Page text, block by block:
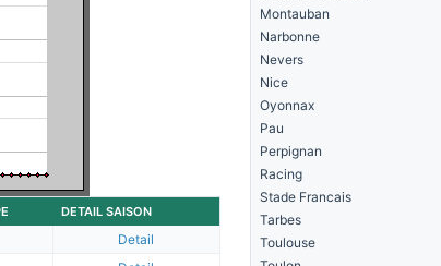
DETAIL SAISON
Detail
Montauban
Narbonne
Nevers
Nice
Oyonnax
Pau
Perpignan
Racing
Stade Francais
Tarbes
Toulouse